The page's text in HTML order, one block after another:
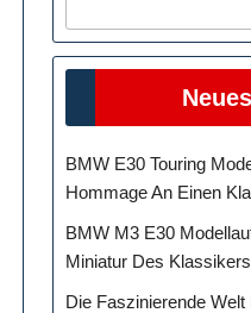
BMW E30 Touring
Hommage An Einen
BMW M3 E30
Miniatur Des Klassikers
Die Faszinierende